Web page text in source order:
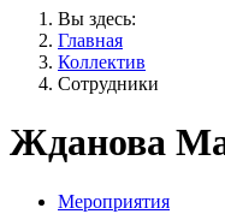
Вы здесь:
Главная
Коллектив
Сотрудники
Жданова
Мероприятия